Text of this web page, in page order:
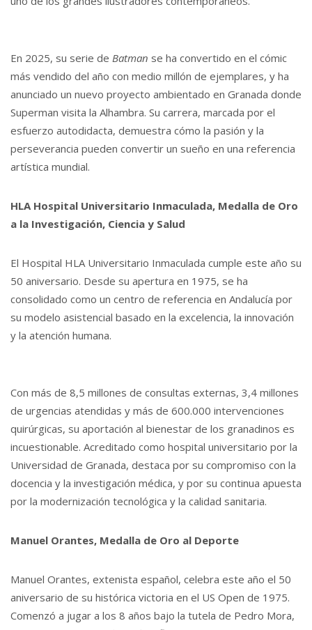
En 2025, su serie de Batman se ha convertido en el cómic
más vendido del año con medio millón de ejemplares, y ha
anunciado un nuevo proyecto ambientado en Granada donde
Superman visita la Alhambra. Su carrera, marcada por el
esfuerzo autodidacta, demuestra cómo la pasión y la
perseverancia pueden convertir un sueño en una referencia
artística mundial.
HLA Hospital Universitario Inmaculada, Medalla de Oro
a la Investigación, Ciencia y Salud
El Hospital HLA Universitario Inmaculada cumple este año su
50 aniversario. Desde su apertura en 1975, se ha
consolidado como un centro de referencia en Andalucía por
su modelo asistencial basado en la excelencia, la innovación
y la atención humana.
Con más de 8,5 millones de consultas externas, 3,4 millones
de urgencias atendidas y más de 600.000 intervenciones
quirúrgicas, su aportación al bienestar de los granadinos es
incuestionable. Acreditado como hospital universitario por la
Universidad de Granada, destaca por su compromiso con la
docencia y la investigación médica, y por su continua apuesta
por la modernización tecnológica y la calidad sanitaria.
Manuel Orantes, Medalla de Oro al Deporte
Manuel Orantes, extenista español, celebra este año el 50
aniversario de su histórica victoria en el US Open de 1975.
Comenzó a jugar a los 8 años bajo la tutela de Pedro Mora,